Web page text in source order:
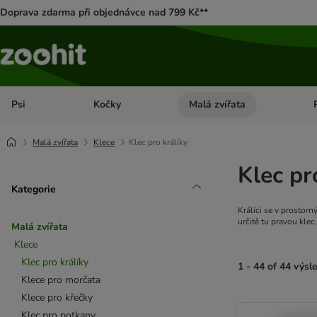
Doprava zdarma při objednávce nad 799 Kč**
Psi Otevřít menu: Psi
Kočky Otevřít menu: Kočky
Malá zvířata
Malá zvířata Klece Klec pro králíky
Kategorie
Malá zvířata
Klece
Klec pro králíky
Klece pro morčata
Klece pro křečky
Klec
Králíci se v
určitě tu pravou
1 - 44 of 44